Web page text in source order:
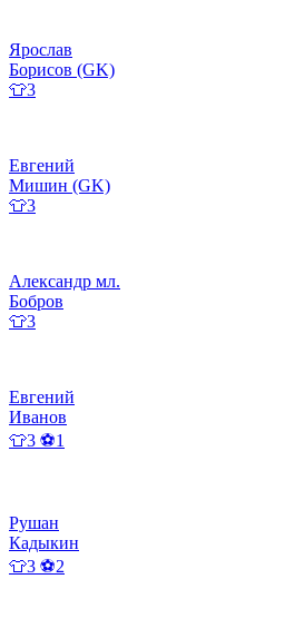
Ярослав
Борисов (GK)
👕3
Евгений
Мишин (GK)
👕3
Александр мл.
Бобров
👕3
Евгений
Иванов
👕3 ⚽1
Рушан
Кадыкин
👕3 ⚽2